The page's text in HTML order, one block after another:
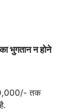
भुगतान न होने
तक